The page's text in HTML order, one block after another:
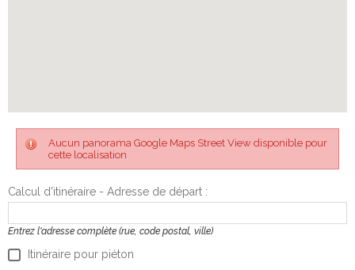
Aucun panorama Google Maps Street View disponible pour
cette localisation
Calcul d'itinéraire - Adresse de départ :
Entrez l'adresse complète (rue, code postal, ville)
Itinéraire pour piéton